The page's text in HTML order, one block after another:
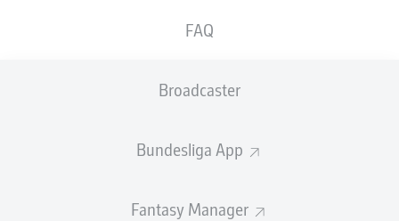
FAQ
Broadcaster
Bundesliga App
Fantasy Manager
könnte dabei die Raumdeckung der
wieder entscheidene Lücken bei Gegentoren auf.
Lücken hineinzustoßen. Vor allem Alassane Plea und
kompromisslos abzuschließen.